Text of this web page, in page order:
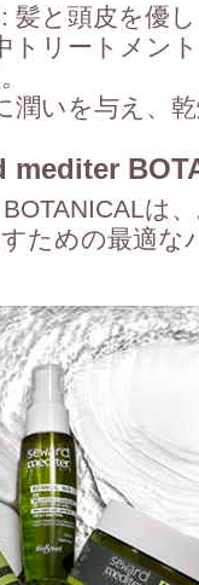
: 髪と頭皮を優
トリートメン
潤いを与え、
mediter
は
ための最適な